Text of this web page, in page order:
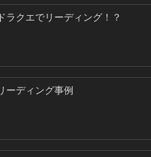
ドラクエでリーディング！？
ーディング事例